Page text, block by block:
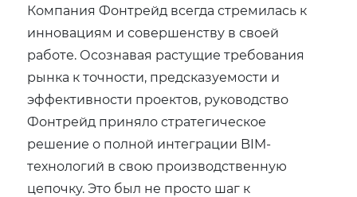
Компания Фонтрейд всегда стремилась к
инновациям и совершенству в своей
работе. Осознавая растущие требования
рынка к точности, предсказуемости и
эффективности проектов, руководство
Фонтрейд приняло стратегическое
решение о полной интеграции BIM-
технологий в свою производственную
цепочку. Это был не просто шаг к